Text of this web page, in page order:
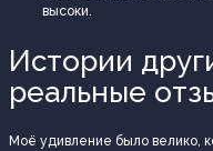
высоки.
Истории
реальные
Моё удивление было велико,